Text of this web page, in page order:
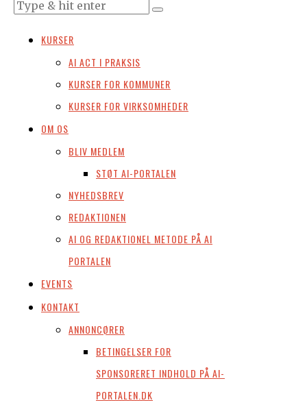
KURSER
AI ACT I PRAKSIS
KURSER FOR KOMMUNER
KURSER FOR VIRKSOMHEDER
OM OS
BLIV MEDLEM
STØT AI-PORTALEN
NYHEDSBREV
REDAKTIONEN
AI OG REDAKTIONEL METODE PÅ AI
PORTALEN
EVENTS
KONTAKT
ANNONCØRER
BETINGELSER FOR
SPONSORERET INDHOLD PÅ AI-
PORTALEN.DK